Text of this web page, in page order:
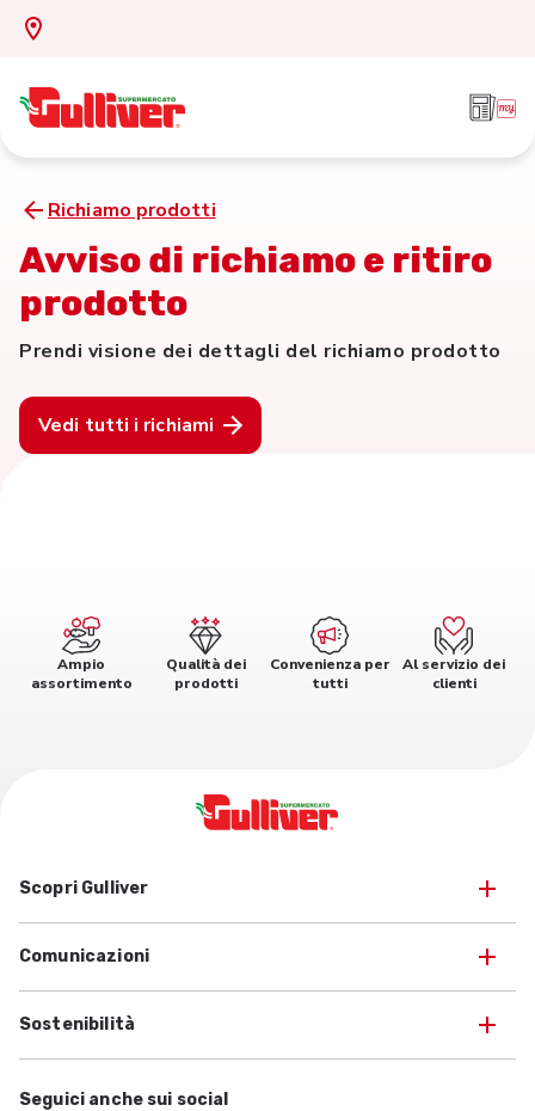
Richiamo prodotti
Avviso di richiamo e ritiro
prodotto
Prendi visione dei dettagli del richiamo prodotto
Vedi tutti i richiami
Ampio
assortimento
Qualità dei
prodotti
Convenienza per
tutti
Al servizio dei
clienti
Scopri Gulliver
Comunicazioni
Sostenibilità
Seguici anche sui social